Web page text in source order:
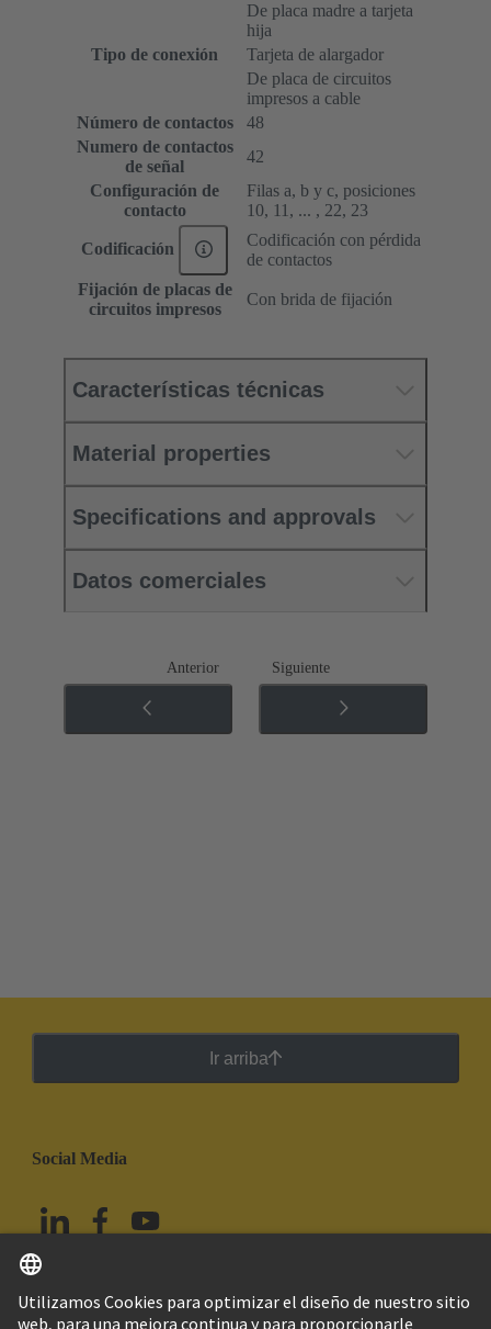
Tipo de conexión
De placa madre a tarjeta
hija
Tarjeta de alargador
De placa de circuitos
impresos a cable
Número de contactos
48
Numero de contactos
de señal
42
Configuración de
contacto
Filas a, b y c, posiciones
10, 11, ... , 22, 23
Codificación
Codificación con pérdida
de contactos
Fijación de placas de
circuitos impresos
Con brida de fijación
Características técnicas
Material properties
Specifications and approvals
Datos comerciales
Anterior Siguiente
Ir arriba
Social Media